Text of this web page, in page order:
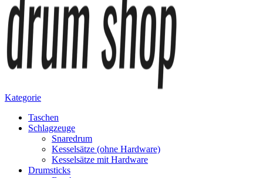
Kategorie
Taschen
Schlagzeuge
Snaredrum
Kesselsätze (ohne Hardware)
Kesselsätze mit Hardware
Drumsticks